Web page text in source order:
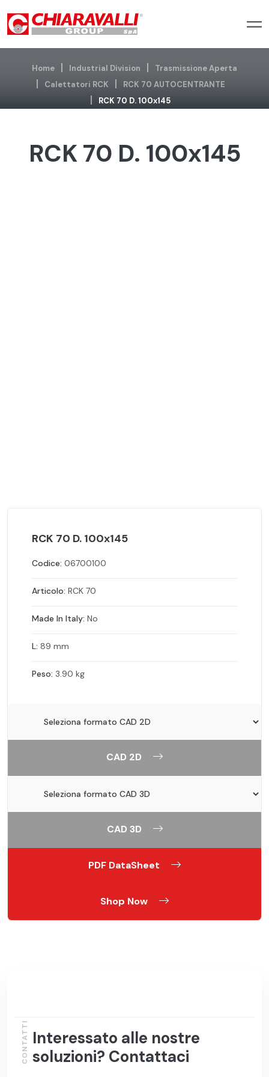
Home Industrial Division
Trasmissione Aperta
Calettatori RCK
RCK 70 AUTOCENTRANTE
RCK 70 D. 100x145
RCK 70 D. 100x145
RCK 70 D. 100x145
Codice: 06700100
Articolo: RCK 70
Made In Italy: No
L: 89 mm
Peso: 3.90 kg
CAD 2D
CAD 3D
PDF DataSheet
Shop Now
Interessato alle nostre
soluzioni? Contattaci
CONTATTI